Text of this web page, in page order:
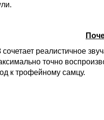
сочетает реалистичное
точно
к трофейному самцу.